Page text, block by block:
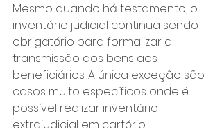
Mesmo quando há testamento, o
inventário judicial continua sendo
obrigatório para formalizar a
transmissão dos bens aos
beneficiários. A única exceção são
casos muito específicos onde é
possível realizar inventário
extrajudicial em cartório.